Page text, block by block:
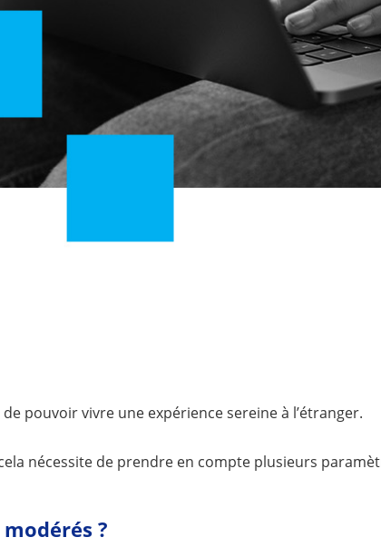
RH
pouvoir vivre une expérience sereine à l’étranger.
nécessite de prendre en compte plusieurs
?